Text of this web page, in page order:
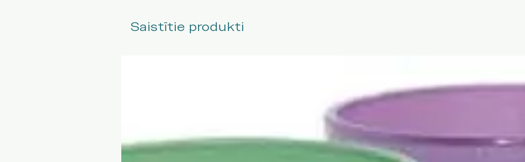
Saistītie produkti